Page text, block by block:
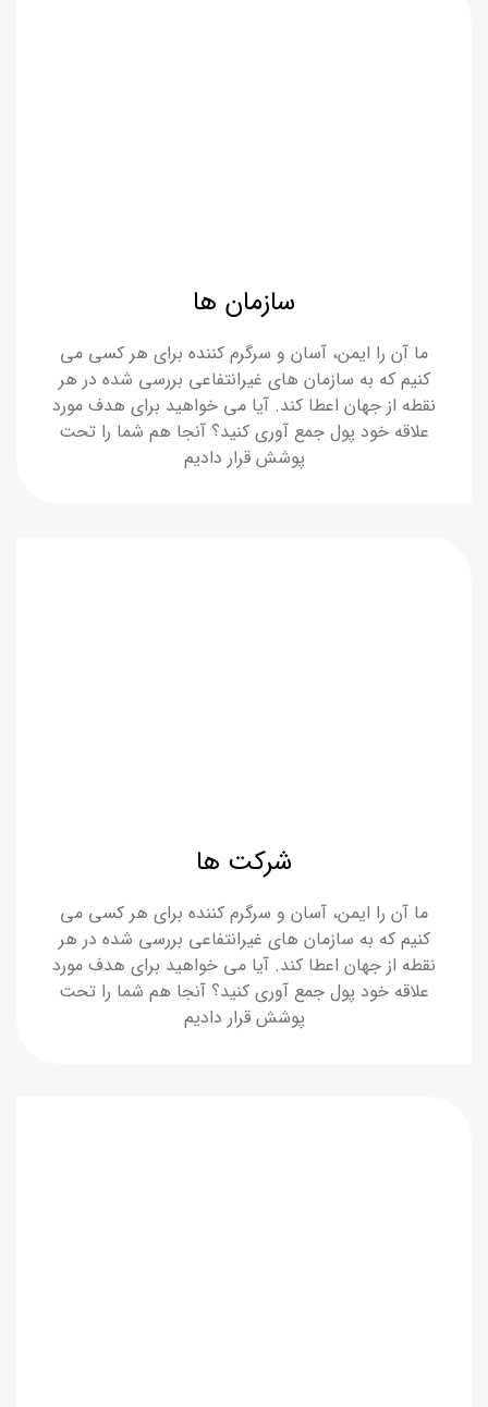
سازمان ها
ما آن را ایمن، آسان و سرگرم کننده برای هر کسی می
کنیم که به سازمان های غیرانتفاعی بررسی شده در هر
نقطه از جهان اعطا کند. آیا می خواهید برای هدف مورد
علاقه خود پول جمع آوری کنید؟ آنجا هم شما را تحت
پوشش قرار دادیم
شرکت ها
ما آن را ایمن، آسان و سرگرم کننده برای هر کسی می
کنیم که به سازمان های غیرانتفاعی بررسی شده در هر
نقطه از جهان اعطا کند. آیا می خواهید برای هدف مورد
علاقه خود پول جمع آوری کنید؟ آنجا هم شما را تحت
پوشش قرار دادیم